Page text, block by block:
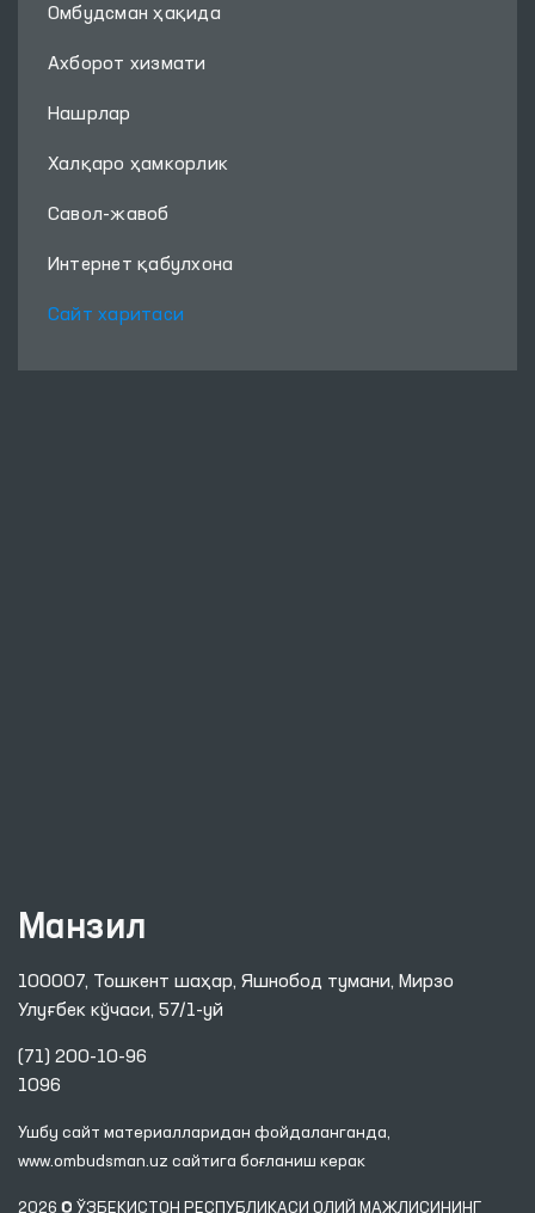
Омбудсман ҳақида
Ахборот хизмати
Нашрлар
Халқаро ҳамкорлик
Савол-жавоб
Интернет қабулхона
Сайт харитаси
Манзил
100007, Тошкент шаҳар, Яшнобод тумани, Мирзо
Улуғбек кўчаси, 57/1-уй
(71) 200-10-96
1096
Ушбу сайт материалларидан фойдаланганда,
www.ombudsman.uz сайтига боғланиш керак
2026 © ЎЗБЕКИСТОН РЕСПУБЛИКАСИ ОЛИЙ МАЖЛИСИНИНГ